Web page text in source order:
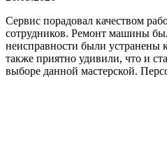
Сервис порадовал качеством
сотрудников. Ремонт машины
неисправности были устранены
также приятно удивили, что и
выборе данной мастерской.